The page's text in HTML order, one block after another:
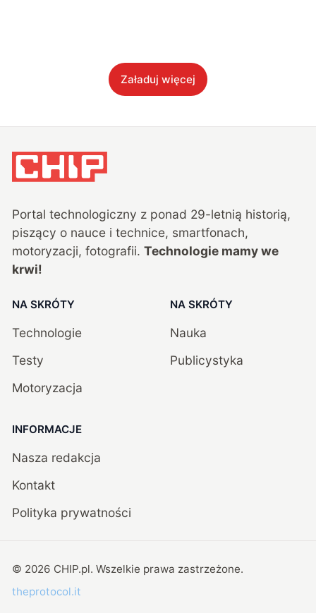
Załaduj więcej
Portal technologiczny z ponad 29-letnią historią,
piszący o nauce i technice, smartfonach,
motoryzacji, fotografii. Technologie mamy we
krwi!
NA SKRÓTY
Technologie
Testy
Motoryzacja
NA SKRÓTY
Nauka
Publicystyka
INFORMACJE
Nasza redakcja
Kontakt
Polityka prywatności
© 2026 CHIP.pl. Wszelkie prawa zastrzeżone.
theprotocol.it